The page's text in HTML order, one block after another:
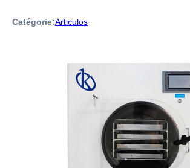
Catégorie:Articulos